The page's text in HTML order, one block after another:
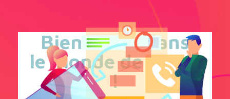
Bienvenue dans
le monde de Legos
!